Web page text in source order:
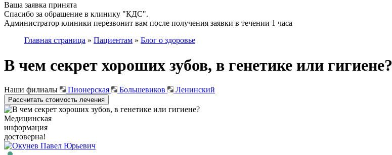
Ваша заявка принята
Спасибо за обращение в клинику "КДС".
Администратор клиники перезвонит вам после получения заявки в течении 1 часа
Главная страница » Пациентам » Блог о здоровье
В чем секрет хороших зубов, в генетике или гигиене?
Наши филиалы Пионерская Большевиков Ленинский
Рассчитать стоимость лечения
Медицинская
информация
достоверна!